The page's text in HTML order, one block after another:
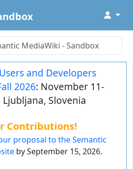
↓
and Developers
2026: November 11-
Ljubljana, Slovenia
Contributions!
proposal to the Semantic
by September 15, 2026.